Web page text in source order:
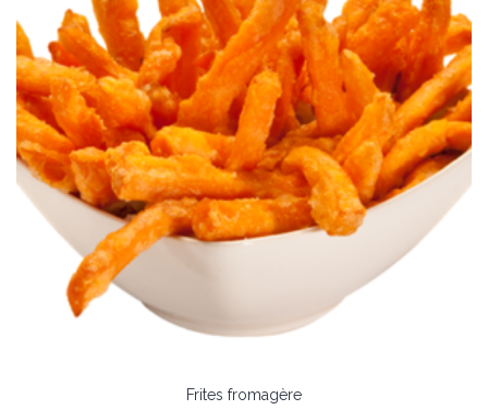
Frites fromagère